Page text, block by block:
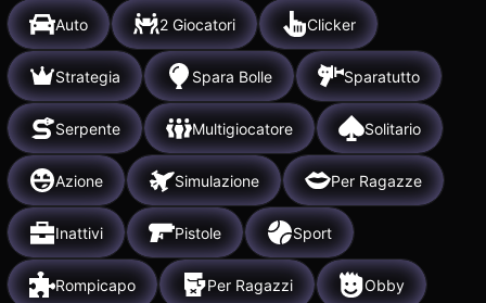
Auto 2 Giocatori Clicker
Strategia Spara Bolle Sparatutto
Serpente Multigiocatore Solitario
Azione Simulazione Per Ragazze
Inattivi Pistole Sport
Rompicapo Per Ragazzi Obby